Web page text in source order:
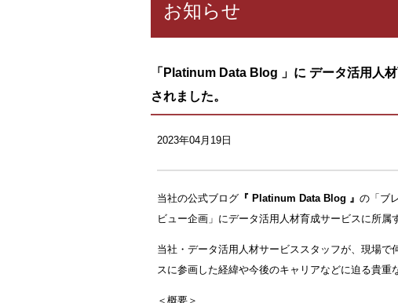
お知らせ
「Platinum Data Blog 」に データ活用人
されました。
2023年04月19日
当社の公式ブログ 『 Platinum Data Blog 』 の「ブ
ビュー企画」にデータ活用人材育成サービスに所属
当社・データ活用人材サービススタッフが、現場
スに参画した経緯や今後のキャリアなどに迫る貴重
＜概要＞